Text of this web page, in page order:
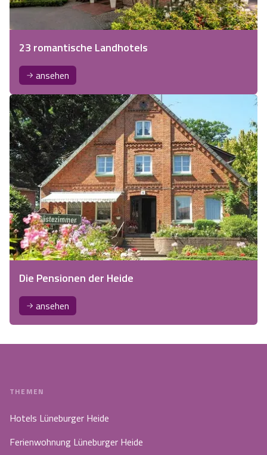
23 romantische Landhotels
ansehen
Die Pensionen der Heide
ansehen
THEMEN
Hotels Lüneburger Heide
Ferienwohnung Lüneburger Heide